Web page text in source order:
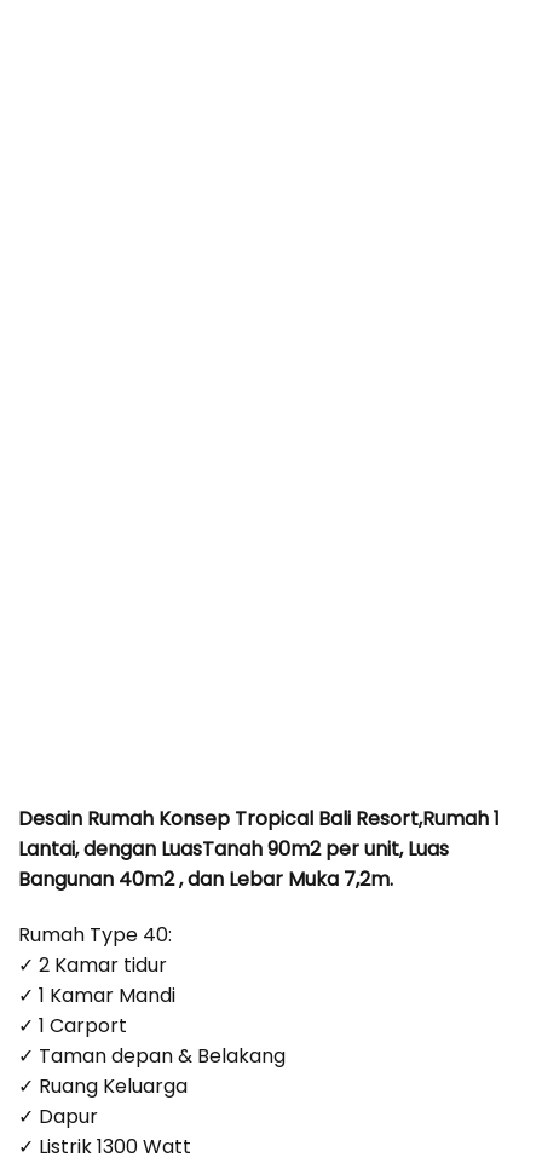
Desain Rumah Konsep Tropical Bali Resort,Rumah 1
Lantai, dengan LuasTanah 90m2 per unit, Luas
Bangunan 40m2 , dan Lebar Muka 7,2m.
Rumah Type 40:
✓ 2 Kamar tidur
✓ 1 Kamar Mandi
✓ 1 Carport
✓ Taman depan & Belakang
✓ Ruang Keluarga
✓ Dapur
✓ Listrik 1300 Watt